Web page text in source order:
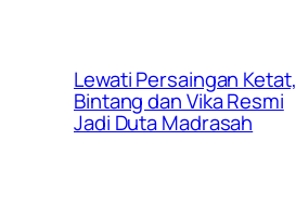
Lewati Persaingan Ketat,
Bintang dan Vika Resmi
Jadi Duta Madrasah